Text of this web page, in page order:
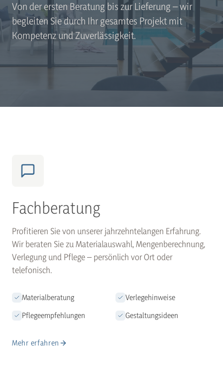
Von der ersten Beratung bis zur Lieferung – wir
begleiten Sie durch Ihr gesamtes Projekt mit
Kompetenz und Zuverlässigkeit.
Fachberatung
Profitieren Sie von unserer jahrzehntelangen Erfahrung.
Wir beraten Sie zu Materialauswahl, Mengenberechnung,
Verlegung und Pflege – persönlich vor Ort oder
telefonisch.
Materialberatung
Verlegehinweise
Pflegeempfehlungen
Gestaltungsideen
Mehr erfahren